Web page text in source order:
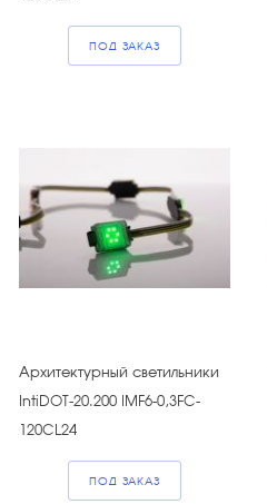
ПОД ЗАКАЗ
Архитектурный светильники
IntiDOT-20.200 IMF6-0,3FC-
120CL24
ПОД ЗАКАЗ